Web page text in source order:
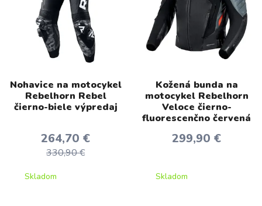
Nohavice na motocykel
Rebelhorn Rebel
čierno-biele výpredaj
264,70 €
330,90 €
Skladom
Kožená bunda na
motocykel Rebelhorn
Veloce čierno-
fluorescenčno červená
299,90 €
Skladom